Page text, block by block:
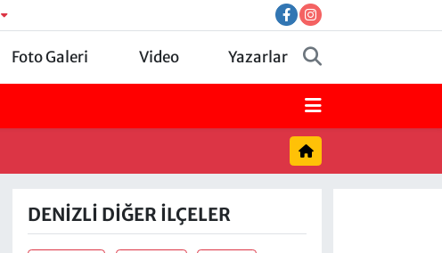
Foto Galeri Video Yazarlar
DENIZLI DIĞER İLÇELER